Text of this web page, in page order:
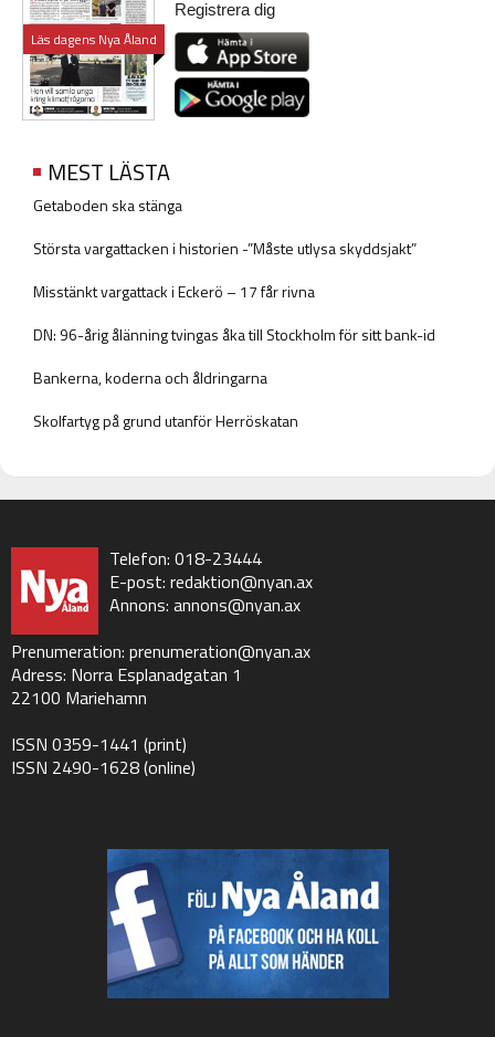
Läs dagens Nya Åland
Registrera dig
MEST LÄSTA
Getaboden ska stänga
Största vargattacken i historien -”Måste utlysa skyddsjakt”
Misstänkt vargattack i Eckerö – 17 får rivna
DN: 96-årig ålänning tvingas åka till Stockholm för sitt bank-id
Bankerna, koderna och åldringarna
Skolfartyg på grund utanför Herröskatan
Telefon: 018-23444
E-post: redaktion@nyan.ax
Annons: annons@nyan.ax
Prenumeration: prenumeration@nyan.ax
Adress: Norra Esplanadgatan 1
22100 Mariehamn
ISSN 0359-1441 (print)
ISSN 2490-1628 (online)